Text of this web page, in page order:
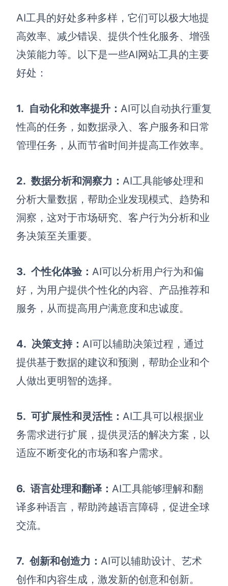
查看所有场景
AI创作
AI生成思维导图
AI生成流程图
AI生成用户旅程图
AI生成鱼骨图
AI生成组织结构图
AI生成商业画布
AI生成SWOT分析
AI生成平衡计分卡
AI生成时间管理四象限
AI生成胜任力模型
数据分析与策略
AI生成用户画像
AI生成波士顿矩阵
AI生成波特五力模型
AI生成4P营销理论模型
智能创作
AI写作
AI对话
AI生成简历
模板社区
AI工具的好处多种多样，它们可以极大地提
高效率、减少错误、提供个性化服务、增强
决策能力等。以下是一些AI网站工具的主要
好处：
1. 自动化和效率提升： AI可以自动执行重复
性高的任务，如数据录入、客户服务和日常
管理任务，从而节省时间并提高工作效率。
2. 数据分析和洞察力： AI工具能够处理和
分析大量数据，帮助企业发现模式、趋势和
洞察，这对于市场研究、客户行为分析和业
务决策至关重要。
3. 个性化体验： AI可以分析用户行为和偏
好，为用户提供个性化的内容、产品推荐和
服务，从而提高用户满意度和忠诚度。
4. 决策支持： AI可以辅助决策过程，通过
提供基于数据的建议和预测，帮助企业和个
人做出更明智的选择。
5. 可扩展性和灵活性： AI工具可以根据业
务需求进行扩展，提供灵活的解决方案，以
适应不断变化的市场和客户需求。
6. 语言处理和翻译： AI工具能够理解和翻
译多种语言，帮助跨越语言障碍，促进全球
交流。
7. 创新和创造力： AI可以辅助设计、艺术
创作和内容生成，激发新的创意和创新。